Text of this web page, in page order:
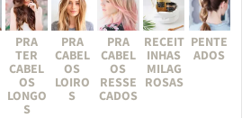
PRA
TER
CABEL
OS
LONGO
S
PRA
CABEL
OS
LOIRO
S
PRA
CABEL
OS
RESSE
CADOS
RECEIT
INHAS
MILAG
ROSAS
PENTE
ADOS